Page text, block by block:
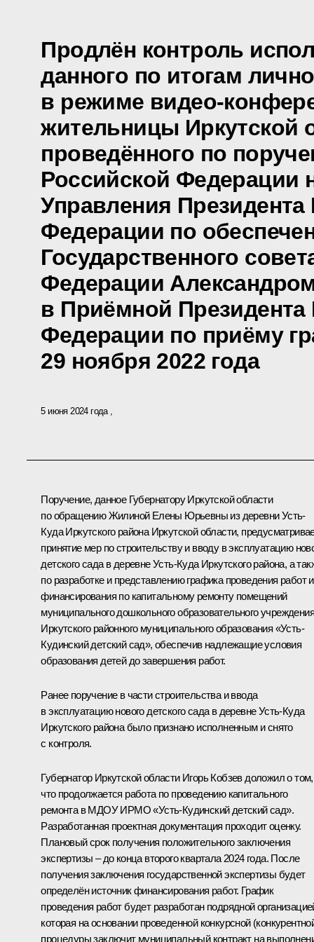
Продлён контроль
данного по итогам
в режиме видео-
жительницы Иркутской
проведённого по
Российской Федерации
Управления Президента
Федерации по
Государственного
Федерации
в Приёмной Президента
Федерации по приёму
29 ноября 2022 года
5 июня 2024 года
Поручение, данное Губернатору Иркутской области
по обращению Жилиной Елены Юрьевны из деревни Усть-
Куда Иркутского района Иркутской области,
принятие мер по строительству и вводу в эксплуатацию
детского сада в деревне Усть-Куда Иркутского района, а
по разработке и представлению графика проведения работ
финансирования по капитальному ремонту помещений
муниципального дошкольного образовательного учреждения
Иркутского районного муниципального образования «Усть-
Кудинский детский сад», обеспечив надлежащие условия
образования детей до завершения работ.
Ранее поручение в части строительства и ввода
в эксплуатацию нового детского сада в деревне Усть-Куда
Иркутского района было признано исполненным и снято
с контроля.
Губернатор Иркутской области Игорь Кобзев доложил о том,
что продолжается работа по проведению капитального
ремонта в МДОУ ИРМО «Усть-Кудинский детский сад».
Разработанная проектная документация проходит оценку.
Плановый срок получения положительного заключения
экспертизы – до конца второго квартала 2024 года. После
получения заключения государственной экспертизы будет
определён источник финансирования работ. График
проведения работ будет разработан подрядной
которая на основании проведенной конкурсной
процедуры заключит муниципальный контракт на